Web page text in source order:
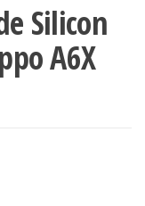
Silicon
A6X